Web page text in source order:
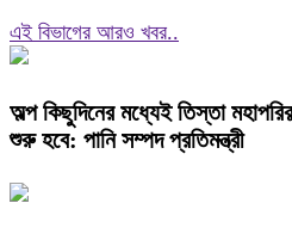
এই বিভাগের আরও খবর..
অল্প কিছুদিনের মধ্যেই তিস্তা
শুরু হবে: পানি সম্পদ প্রতিমন্ত্রী